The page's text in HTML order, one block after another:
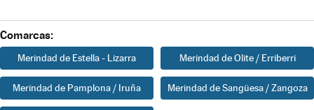
Comarcas:
Merindad de Estella - Lizarra Merindad de Olite / Erriberri
Merindad de Pamplona / Iruña Merindad de Sangüesa / Zangoza